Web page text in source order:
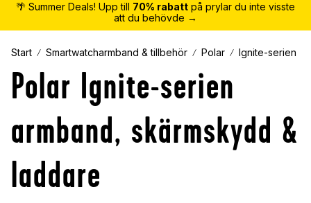
🌴 Summer Deals! Upp till 70% rabatt på prylar du inte visste
att du behövde →
Start Smartwatcharmband & tillbehör Polar Ignite-serien
Polar Ignite-serien
armband, skärmskydd &
laddare